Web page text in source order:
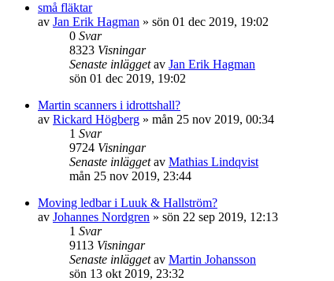
små fläktar
av Jan Erik Hagman » sön 01 dec 2019, 19:02
0 Svar
8323 Visningar
Senaste inläggetav Jan Erik Hagman
sön 01 dec 2019, 19:02
Martin scanners i idrottshall?
av Rickard Högberg » mån 25 nov 2019, 00:34
1 Svar
9724 Visningar
Senaste inläggetav Mathias Lindqvist
mån 25 nov 2019, 23:44
Moving ledbar i Luuk & Hallström?
av Johannes Nordgren » sön 22 sep 2019, 12:13
1 Svar
9113 Visningar
Senaste inläggetav Martin Johansson
sön 13 okt 2019, 23:32